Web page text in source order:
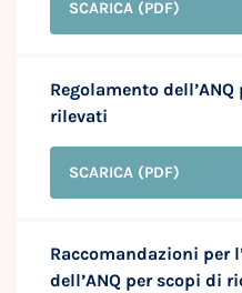
SCARICA (PDF)
Regolamento
rilevati
SCARICA (PDF)
Raccomandazioni per
dell’ANQ per scopi di